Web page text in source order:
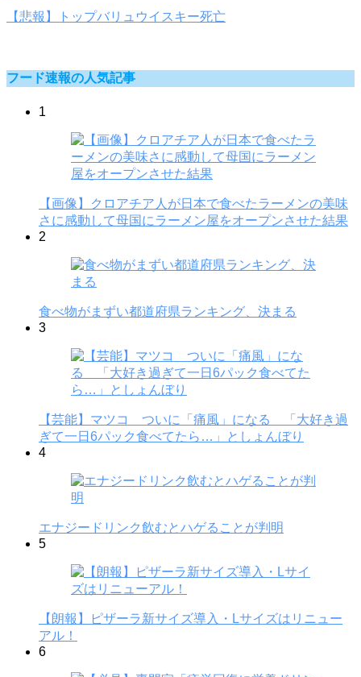
【悲報】トップバリュウイスキー死亡
フード速報の人気記事
1
【画像】クロアチア人が日本で食べたラーメンの美味
さに感動して母国にラーメン屋をオープンさせた結果
2
食べ物がまずい都道府県ランキング、決まる
3
【芸能】マツコ ついに「痛風」になる 「大好き過
ぎて一日6パック食べてたら…」としょんぼり
4
エナジードリンク飲むとハゲることが判明
5
【朗報】ピザーラ新サイズ導入・Lサイズはリニュー
アル！
6